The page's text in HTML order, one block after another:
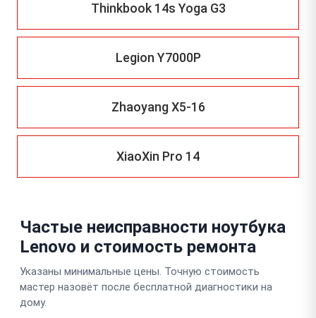
Thinkbook 14s Yoga G3
Legion Y7000P
Zhaoyang X5-16
XiaoXin Pro 14
Частые неисправности ноутбука
Lenovo и стоимость ремонта
Указаны минимальные цены. Точную стоимость
мастер назовёт после бесплатной диагностики на
дому.